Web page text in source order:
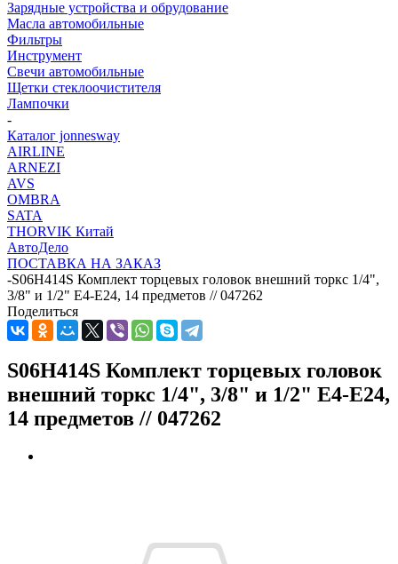
Зарядные устройства и обрудование
Масла автомобильные
Фильтры
Инструмент
Свечи автомобильные
Щетки стеклоочистителя
Лампочки
-
Каталог jonnesway
AIRLINE
ARNEZI
AVS
OMBRA
SATA
THORVIK Китай
АвтоДело
ПОСТАВКА НА ЗАКАЗ
-S06H414S Комплект торцевых головок внешний торкс 1/4",
3/8" и 1/2" Е4-Е24, 14 предметов // 047262
Поделиться
S06H414S Комплект торцевых головок
внешний торкс 1/4", 3/8" и 1/2" Е4-Е24,
14 предметов // 047262